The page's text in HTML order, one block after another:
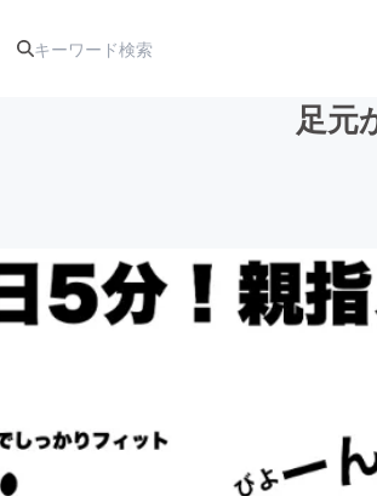
アート・写真
映像・映画
足元